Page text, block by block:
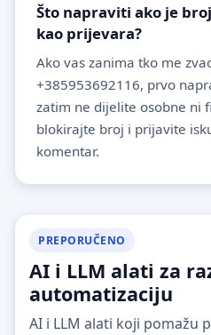
Što napraviti ako je
kao prijevara?
Ako vas zanima tko me
+385953692116, prvo
zatim ne dijelite osobne ni
blokirajte broj i prijavite
komentar.
PREPORUČENO
AI i LLM alati za
automatizaciju
AI i LLM alati koji pomažu